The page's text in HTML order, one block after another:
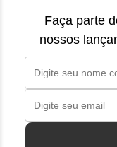
Faça parte
nossos